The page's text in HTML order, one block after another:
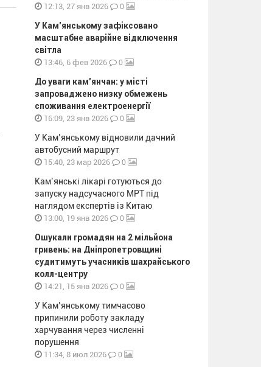
12:13, 27 янв 2026 0
У Кам’янському зафіксовано
масштабне аварійне відключення
світла
13:46, 6 фев 2026 0
До уваги кам’янчан: у місті
запроваджено низку обмежень
споживання електроенергії
16:09, 23 янв 2026 0
У Кам’янському відновили дачний
автобусний маршрут
15:40, 23 мар 2026 0
Кам’янські лікарі готуються до
запуску надсучасного МРТ під
наглядом експертів із Китаю
13:00, 19 янв 2026 0
Ошукали громадян на 2 мільйона
гривень: на Дніпропетровщині
судитимуть учасників шахрайського
колл-центру
14:21, 15 янв 2026 0
У Кам’янському тимчасово
припинили роботу закладу
харчування через численні
порушення
11:34, 8 июл 2026 0